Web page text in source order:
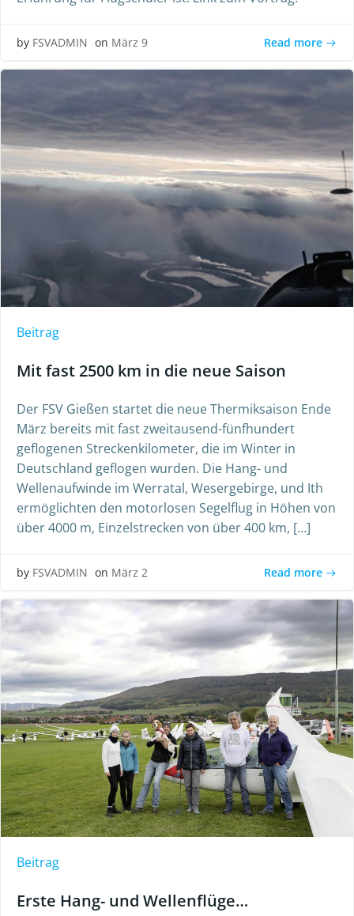
by FSVADMIN on März 9 Read more
Beitrag
Mit fast 2500 km in die neue Saison
Der FSV Gießen startet die neue Thermiksaison Ende
März bereits mit fast zweitausend-fünfhundert
geflogenen Streckenkilometer, die im Winter in
Deutschland geflogen wurden. Die Hang- und
Wellenaufwinde im Werratal, Wesergebirge, und Ith
ermöglichten den motorlosen Segelflug in Höhen von
über 4000 m, Einzelstrecken von über 400 km, […]
by FSVADMIN on März 2 Read more
Beitrag
Erste Hang- und Wellenflüge…